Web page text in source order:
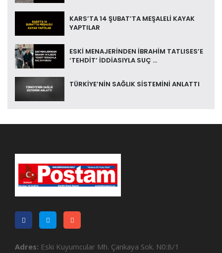
KARS’TA 14 ŞUBAT’TA MEŞALELİ KAYAK
YAPTILAR
ESKİ MENAJERİNDEN İBRAHİM TATLISES’E
‘TEHDİT’ İDDİASIYLA SUÇ ...
TÜRKİYE’NİN SAĞLIK SİSTEMİNİ ANLATTI
Adres: Eski Kuyumcular Mh. Çankaya Sok. N0:8/1